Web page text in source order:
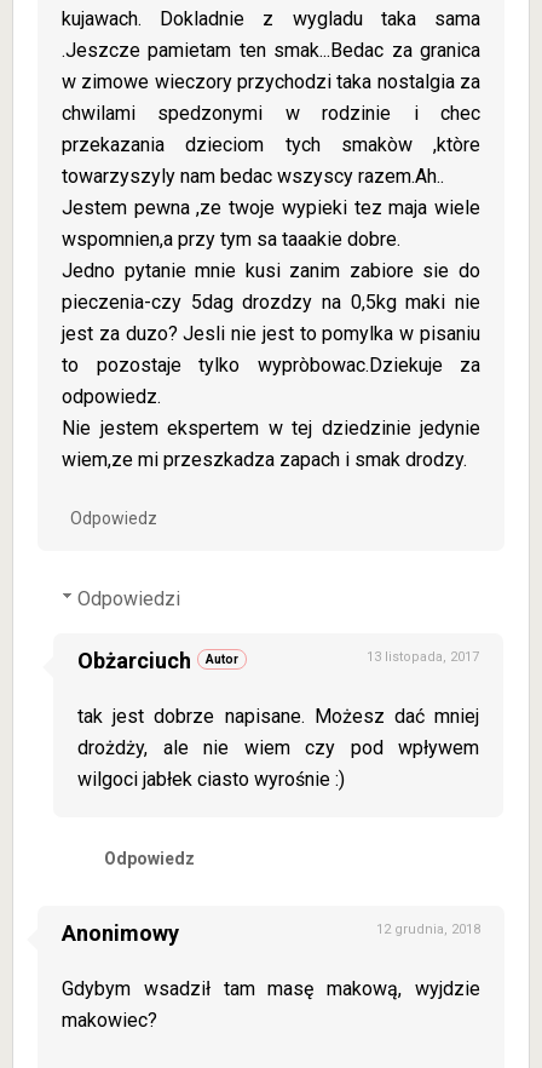
kujawach. Dokladnie z wygladu taka sama
.Jeszcze pamietam ten smak...Bedac za granica
w zimowe wieczory przychodzi taka nostalgia za
chwilami spedzonymi w rodzinie i chec
przekazania dzieciom tych smakòw ,ktòre
towarzyszyly nam bedac wszyscy razem.Ah..
Jestem pewna ,ze twoje wypieki tez maja wiele
wspomnien,a przy tym sa taaakie dobre.
Jedno pytanie mnie kusi zanim zabiore sie do
pieczenia-czy 5dag drozdzy na 0,5kg maki nie
jest za duzo? Jesli nie jest to pomylka w pisaniu
to pozostaje tylko wypròbowac.Dziekuje za
odpowiedz.
Nie jestem ekspertem w tej dziedzinie jedynie
wiem,ze mi przeszkadza zapach i smak drodzy.
Odpowiedz
Odpowiedzi
Obżarciuch 13 listopada, 2017
tak jest dobrze napisane. Możesz dać mniej
drożdży, ale nie wiem czy pod wpływem
wilgoci jabłek ciasto wyrośnie :)
Odpowiedz
Anonimowy 12 grudnia, 2018
Gdybym wsadził tam masę makową, wyjdzie
makowiec?